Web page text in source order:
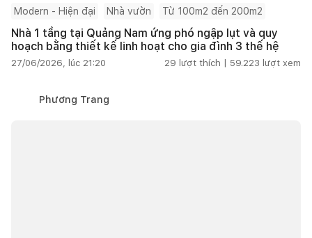
Modern - Hiện đại Nhà vườn Từ 100m2 đến 200m2
Nhà 1 tầng tại Quảng Nam ứng phó ngập lụt và quy
hoạch bằng thiết kế linh hoạt cho gia đình 3 thế hệ
27/06/2026, lúc 21:20 29 lượt thích | 59.223 lượt xem
Phương Trang